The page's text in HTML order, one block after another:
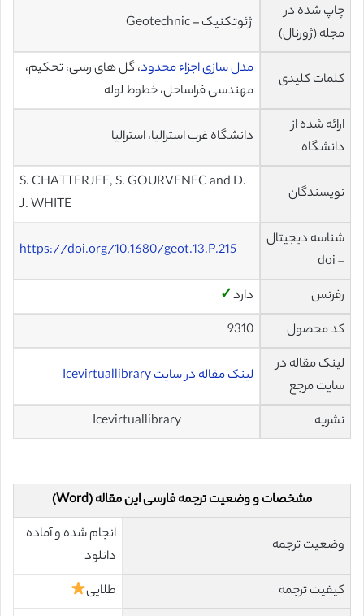
چاپ شده در
مجله (ژورنال)
ژئوتکنیک – Geotechnic
کلمات کلیدی
مدل سازی اجزاء محدود، گل های رسی، تحکیم،
مهندسی فراساحل، خطوط لوله
ارائه شده از
دانشگاه
دانشگاه غرب استرالیا، استرالیا
نویسندگان
S. CHATTERJEE, S. GOURVENEC and D.
J. WHITE
شناسه دیجیتال
– doi
https://doi.org/10.1680/geot.13.P.215
رفرنس دارد✓
کد محصول
9310
لینک مقاله در
سایت مرجع
لینک مقاله در سایت Icevirtuallibrary
نشریه Icevirtuallibrary
مشخصات و وضعیت ترجمه فارسی این مقاله (Word)
وضعیت ترجمه
انجام شده و آماده
دانلود
کیفیت ترجمه
طلایی